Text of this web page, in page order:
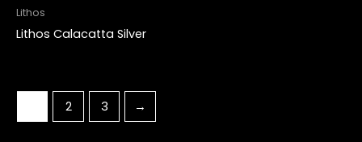
Lithos
Lithos Calacatta Silver
2 3 →